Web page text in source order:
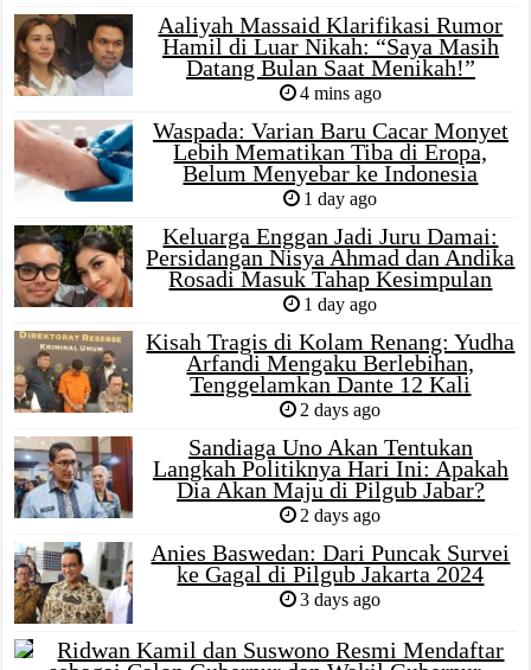
Aaliyah Massaid Klarifikasi Rumor
Hamil di Luar Nikah: “Saya Masih
Datang Bulan Saat Menikah!”
4 mins ago
Waspada: Varian Baru Cacar Monyet
Lebih Mematikan Tiba di Eropa,
Belum Menyebar ke Indonesia
1 day ago
Keluarga Enggan Jadi Juru Damai:
Persidangan Nisya Ahmad dan Andika
Rosadi Masuk Tahap Kesimpulan
1 day ago
Kisah Tragis di Kolam Renang: Yudha
Arfandi Mengaku Berlebihan,
Tenggelamkan Dante 12 Kali
2 days ago
Sandiaga Uno Akan Tentukan
Langkah Politiknya Hari Ini: Apakah
Dia Akan Maju di Pilgub Jabar?
2 days ago
Anies Baswedan: Dari Puncak Survei
ke Gagal di Pilgub Jakarta 2024
3 days ago
Ridwan Kamil dan Suswono Resmi Mendaftar